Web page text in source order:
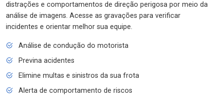
distrações e comportamentos de direção perigosa por meio da
análise de imagens. Acesse as gravações para verificar
incidentes e orientar melhor sua equipe.
Análise de condução do motorista
Previna acidentes
Elimine multas e sinistros da sua frota
Alerta de comportamento de riscos